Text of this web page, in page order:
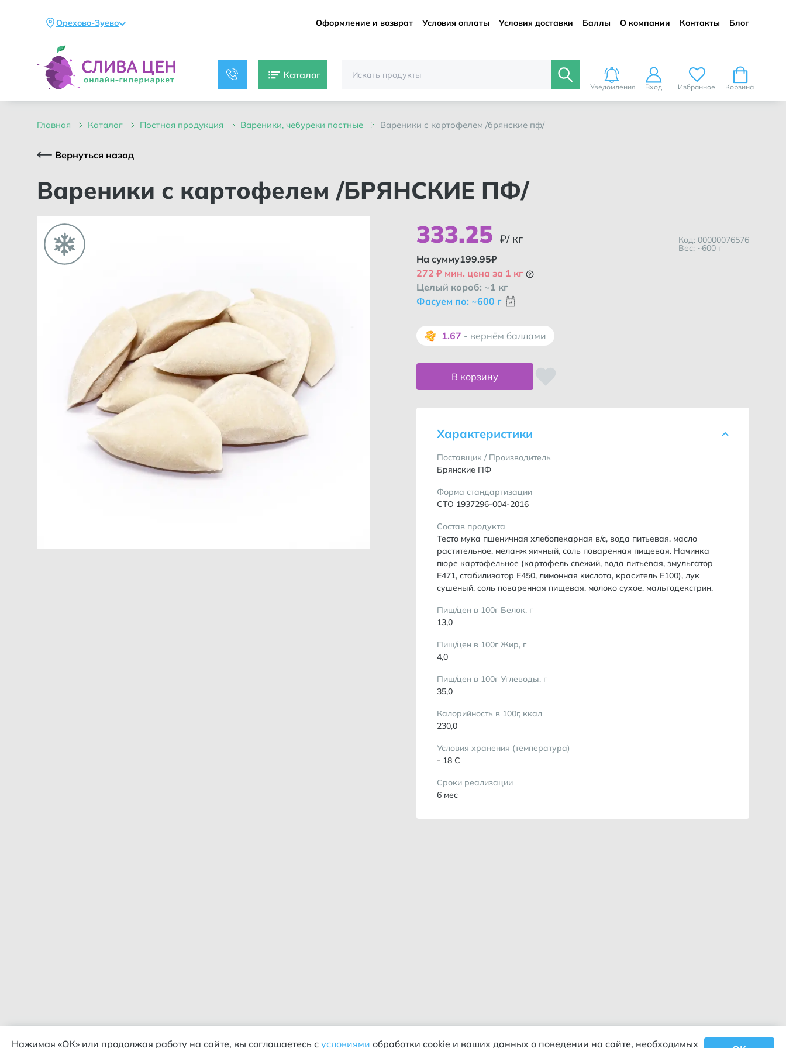
Орехово-Зуево Оформление и возврат Условия оплаты Условия доставки Баллы О компании Контакты Блог
Каталог
Уведомления Вход Избранное Корзина
главная каталог постная продукция вареники, чебуреки постные вареники с картофелем /брянские пф/
Вернуться назад
Вареники с картофелем /БРЯНСКИЕ ПФ/
333.25 ₽/ кг Код: 00000076576
Вес: ~600 г
На сумму199.95₽
272 ₽ мин. цена за 1 кг
Целый короб: ~1 кг
Фасуем по: ~600 г
1.67 - вернём баллами
В корзину
Характеристики
Поставщик / Производитель
Брянские ПФ
Форма стандартизации
СТО 1937296-004-2016
Состав продукта
Тесто мука пшеничная хлебопекарная в/с, вода питьевая, масло
растительное, меланж яичный, соль поваренная пищевая. Начинка
пюре картофельное (картофель свежий, вода питьевая, эмульгатор
Е471, стабилизатор Е450, лимонная кислота, краситель Е100), лук
сушеный, соль поваренная пищевая, молоко сухое, мальтодекстрин.
Пищ/цен в 100г Белок, г
13,0
Пищ/цен в 100г Жир, г
4,0
Пищ/цен в 100г Углеводы, г
35,0
Калорийность в 100г, ккал
230,0
Условия хранения (температура)
- 18 С
Сроки реализации
6 мес
Нажимая «ОК» или продолжая работу на сайте, вы соглашаетесь с условиями обработки cookie и ваших данных о поведении на сайте, необходимых